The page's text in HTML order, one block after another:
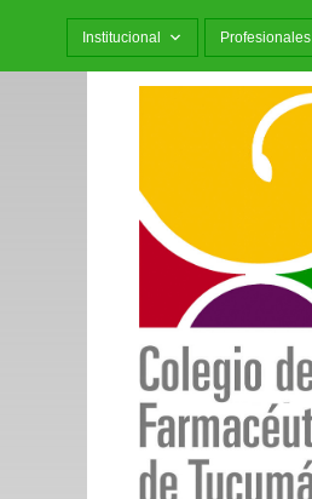
Institucional Profesionales